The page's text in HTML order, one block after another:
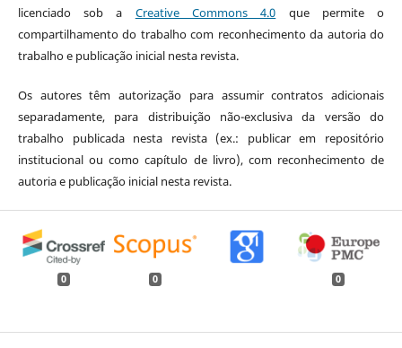
licenciado sob a Creative Commons 4.0 que permite o
compartilhamento do trabalho com reconhecimento da autoria do
trabalho e publicação inicial nesta revista.
Os autores têm autorização para assumir contratos adicionais
separadamente, para distribuição não-exclusiva da versão do
trabalho publicada nesta revista (ex.: publicar em repositório
institucional ou como capítulo de livro), com reconhecimento de
autoria e publicação inicial nesta revista.
0 0 0